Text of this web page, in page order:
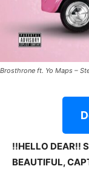
Brosthrone ft. Yo Maps –
!!HELLO DEAR!!
BEAUTIFUL,